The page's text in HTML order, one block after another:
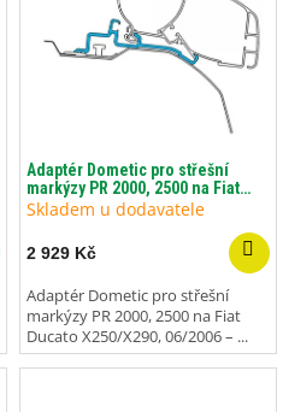
Adaptér Dometic pro střešní
markýzy PR 2000, 2500 na Fiat
Ducato H2, X250/X290, 06/2006 –
Skladem u dodavatele
2 929 Kč
Adaptér Dometic pro střešní
markýzy PR 2000, 2500 na Fiat
Ducato X250/X290, 06/2006 – ...